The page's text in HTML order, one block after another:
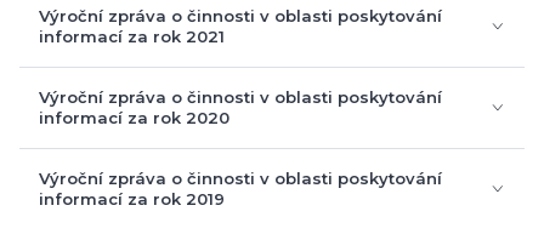
Výroční zpráva o činnosti v oblasti poskytování informací
Výroční zpráva o činnosti v oblasti poskytování informací